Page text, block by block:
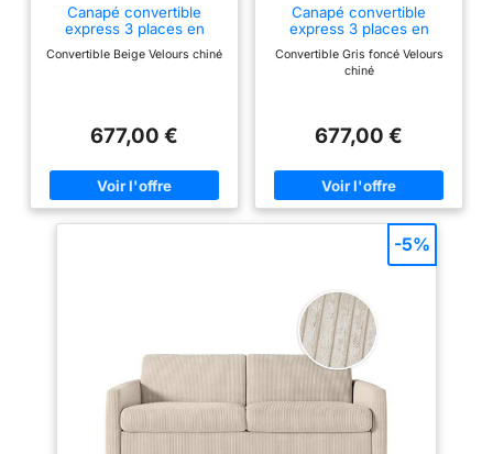
Canapé convertible
express 3 places en
AMAURY
Convertible Beige Velours chiné
677,00 €
Canapé convertible
express 3 places en
AMAURY
Convertible Gris foncé Velours
chiné
677,00 €
-5%